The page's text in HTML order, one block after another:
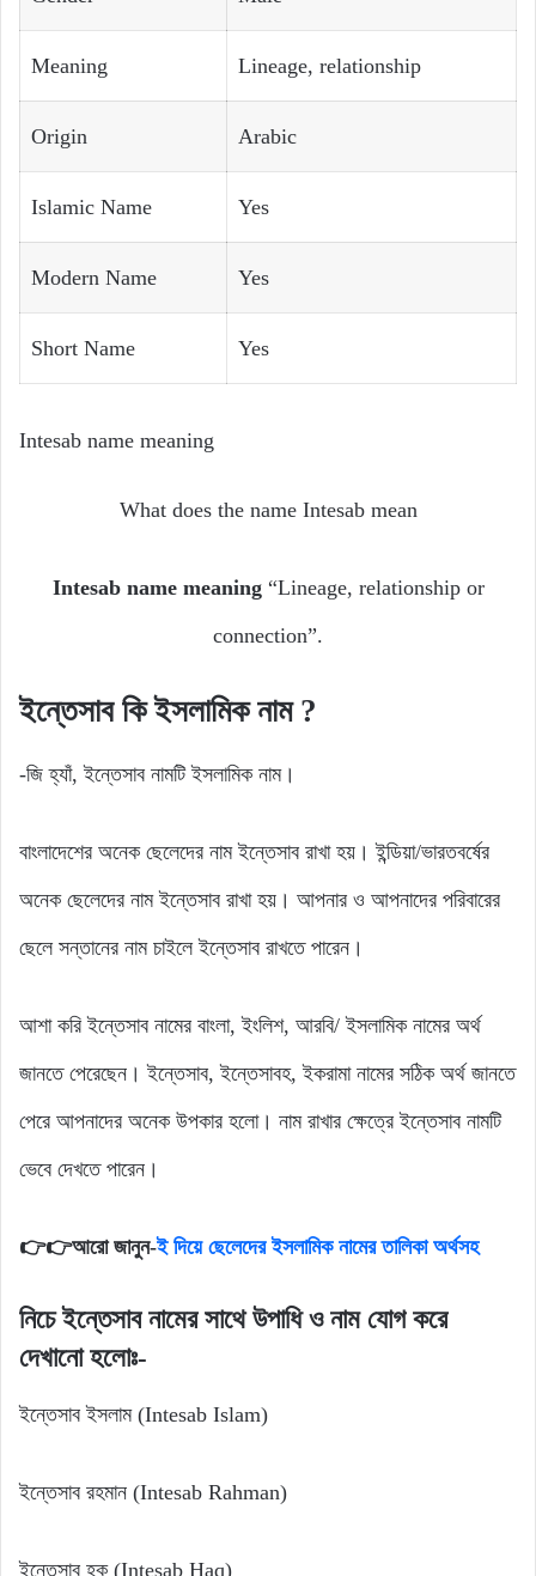
Meaning Lineage, relationship
Origin Arabic
Islamic Name Yes
Modern Name Yes
Short Name Yes
Intesab name meaning
What does the name Intesab mean
Intesab name meaning “Lineage, relationship or
connection”.
ইন্তেসাব কিইসলামিকনাম ?
-জি হ্যাঁ, ইন্তেসাব নামটি ইসলামিক নাম।
বাংলাদেশের অনেক ছেলেদের নাম ইন্তেসাব রাখা হয়। ইন্ডিয়া/ভারতবর্ষের
অনেক ছেলেদের নাম ইন্তেসাব রাখা হয়। আপনার ও আপনাদের পরিবারের
ছেলে সন্তানের নাম চাইলে ইন্তেসাব রাখতে পারেন।
আশা করি ইন্তেসাব নামের বাংলা, ইংলিশ, আরবি/ ইসলামিক নামের অর্থ
জানতে পেরেছেন। ইন্তেসাব, ইন্তেসাবহ, ইকরামা নামের সঠিক অর্থ জানতে
পেরে আপনাদের অনেক উপকার হলো। নাম রাখার ক্ষেত্রে ইন্তেসাব নামটি
ভেবে দেখতে পারেন।
👉👉আরো জানুন-ই দিয়ে ছেলেদের ইসলামিক নামের তালিকা অর্থসহ
নিচে ইন্তেসাব নামের সাথে উপাধি ও নাম যোগ করে
দেখানো হলোঃ-
ইন্তেসাব ইসলাম (Intesab Islam)
ইন্তেসাব রহমান (Intesab Rahman)
ইন্তেসাব হক (Intesab Haq)